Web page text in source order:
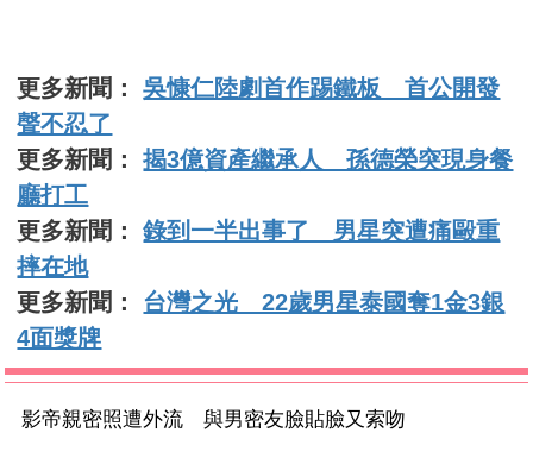
更多新聞：吳慷仁陸劇首作踢鐵板 首公開發
聲不忍了
更多新聞：揭3億資產繼承人 孫德榮突現身餐
廳打工
更多新聞：錄到一半出事了 男星突遭痛毆重
摔在地
更多新聞： 台灣之光 22歲男星泰國奪1金3銀
4面獎牌
影帝親密照遭外流 與男密友臉貼臉又索吻